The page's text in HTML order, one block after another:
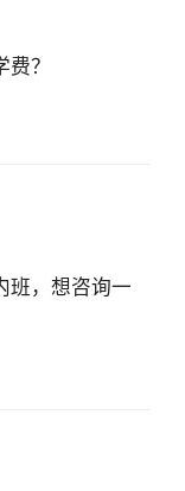
？
班，想咨询一